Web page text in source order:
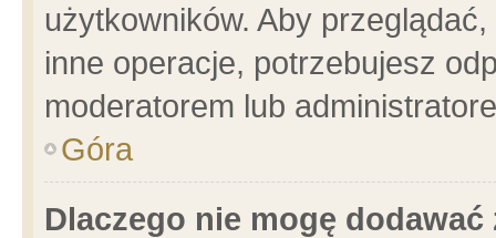
użytkowników. Aby
inne operacje, potrzebujesz
moderatorem lub
Góra
Dlaczego nie mogę dodawać